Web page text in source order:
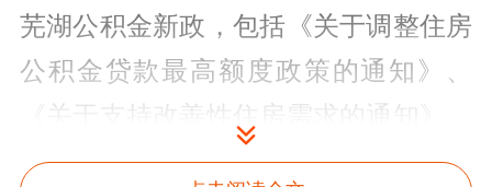
芜湖公积金新政，包括《关于调整住房
公积金贷款最高额度政策的通知》、
《关于支持改善性住房需求的通知》、
《关于支持提取住房公积金支付购房首